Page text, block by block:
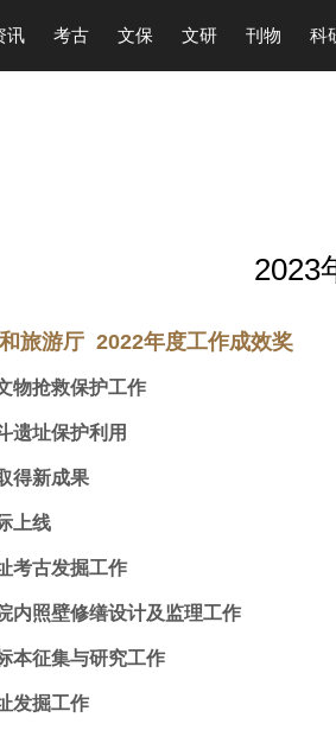
讯 考古 文保 文研 刊物 科
2023
旅游厅 2022年度工作成效奖
物抢救保护工作
遗址保护利用
得新成果
上线
考古发掘工作
内照壁修缮设计及监理工作
本征集与研究工作
发掘工作